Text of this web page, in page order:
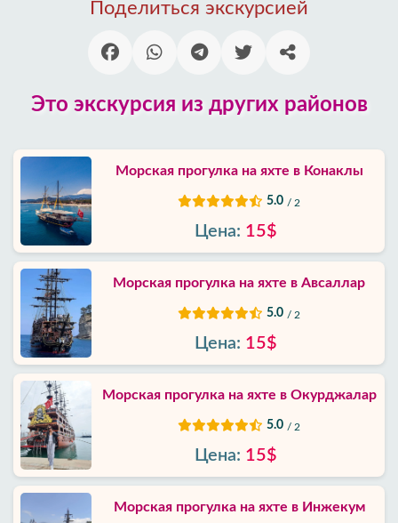
нас
Услуги
Условия
положения
Политика
приватности
Контакты
Поделиться экскурсией
Это экскурсия из других районов
Морская прогулка на яхте в Конаклы
5.0 / 2
Цена: 15$
Морская прогулка на яхте в Авсаллар
5.0 / 2
Цена: 15$
Морская прогулка на яхте в Окурджалар
5.0 / 2
Цена: 15$
Морская прогулка на яхте в Инжекум